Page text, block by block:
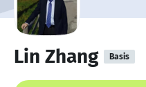
Lin Zhang Basis